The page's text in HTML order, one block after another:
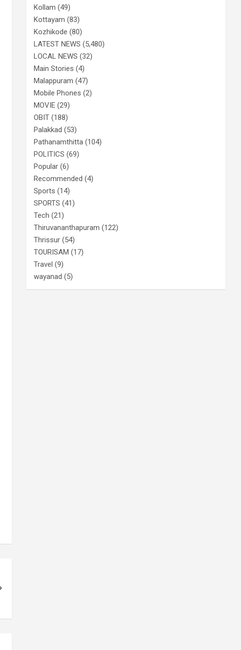
Kollam (49)
Kottayam (83)
Kozhikode (80)
LATEST NEWS (5,480)
LOCAL NEWS (32)
Main Stories (4)
Malappuram (47)
Mobile Phones (2)
MOVIE (29)
OBIT (188)
Palakkad (53)
Pathanamthitta (104)
POLITICS (69)
Popular (6)
Recommended (4)
Sports (14)
SPORTS (41)
Tech (21)
Thiruvananthapuram (122)
Thrissur (54)
TOURISAM (17)
Travel (9)
wayanad (5)